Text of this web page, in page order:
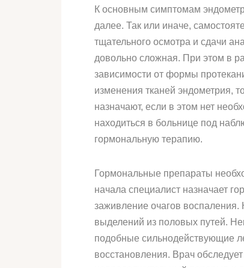
К основным симптомам
далее. Так или иначе,
тщательного осмотра и сдачи
довольно сложная. При этом в
зависимости от формы
изменения тканей эндометрия,
назначают, если в этом нет
находиться в больнице под
гормональную терапию.
Гормональные препараты
начала специалист назначает
заживление очагов
выделений из половых путей.
подобные сильнодействующие
восстановления. Врач